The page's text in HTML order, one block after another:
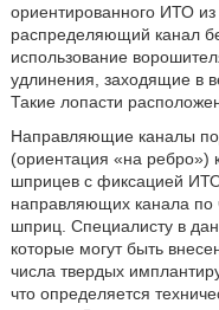
ориентированного ИТО
распределяющий канал
использование
удлинения, заходящие в
Такие лопасти
Направляющие каналы
(ориентация «на ребро»)
шприцев с фиксацией
направляющих канала по
шприц. Специалисту в
которые могут быть
числа твердых
что определяется